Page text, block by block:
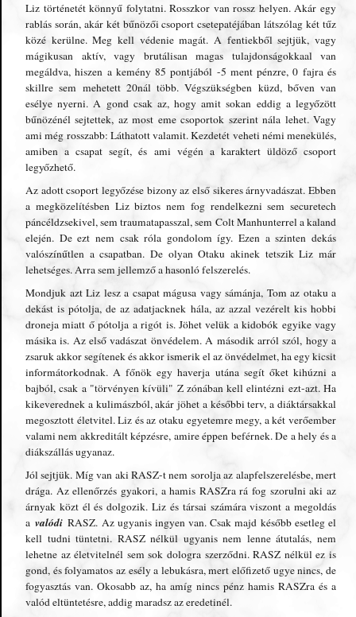
Liz történetét könnyű folytatni. Rosszkor van rossz helyen. Akár egy
rablás során, akár két bűnözői csoport csetepatéjában látszólag két tűz
közé kerülne. Meg kell védenie magát. A fentiekből sejtjük, vagy
mágikusan aktív, vagy brutálisan magas tulajdonságokkaal van
megáldva, hiszen a kemény 85 pontjából -5 ment pénzre, 0 fajra és
skillre sem mehetett 20nál több. Végszükségben küzd, bőven van
esélye nyerni. A gond csak az, hogy amit sokan eddig a legyőzött
bűnözénél sejtettek, az most eme csoportok szerint nála lehet. Vagy
ami még rosszabb: Láthatott valamit. Kezdetét veheti némi menekülés,
amiben a csapat segít, és ami végén a karaktert üldöző csoport
legyőzhető.
Az adott csoport legyőzése bizony az első sikeres árnyvadászat. Ebben
a megközelítésben Liz biztos nem fog rendelkezni sem securetech
páncéldzsekivel, sem traumatapasszal, sem Colt Manhunterrel a kaland
elején. De ezt nem csak róla gondolom így. Ezen a szinten dekás
valószínűtlen a csapatban. De olyan Otaku akinek tetszik Liz már
lehetséges. Arra sem jellemző a hasonló felszerelés.
Mondjuk azt Liz lesz a csapat mágusa vagy sámánja, Tom az otaku a
dekást is pótolja, de az adatjacknek hála, az azzal vezérelt kis hobbi
droneja miatt ő pótolja a rigót is. Jöhet velük a kidobók egyike vagy
másika is. Az első vadászat önvédelem. A második arról szól, hogy a
zsaruk akkor segítenek és akkor ismerik el az önvédelmet, ha egy kicsit
informátorkodnak. A főnök egy haverja utána segít őket kihúzni a
bajból, csak a "törvényen kívüli" Z zónában kell elintézni ezt-azt. Ha
kikeverednek a kulimászból, akár jöhet a későbbi terv, a diáktársakkal
megosztott életvitel. Liz és az otaku egyetemre megy, a két verőember
valami nem akkreditált képzésre, amire éppen beférnek. De a hely és a
diákszállás ugyanaz.
Jól sejtjük. Míg van aki RASZ-t nem sorolja az alapfelszerelésbe, mert
drága. Az ellenőrzés gyakori, a hamis RASZra rá fog szorulni aki az
árnyak közt él és dolgozik. Liz és társai számára viszont a megoldás
avalódiRASZ. Az ugyanis ingyen van. Csak majd később esetleg el
kell tudni tüntetni. RASZ nélkül ugyanis nem lenne átutalás, nem
lehetne az életvitelnél sem sok dologra szerződni. RASZ nélkül ez is
gond, és folyamatos az esély a lebukásra, mert előfizető ugye nincs, de
fogyasztás van. Okosabb az, ha amíg nincs pénz hamis RASZra és a
valód eltüntetésre, addig maradsz az eredetinél.